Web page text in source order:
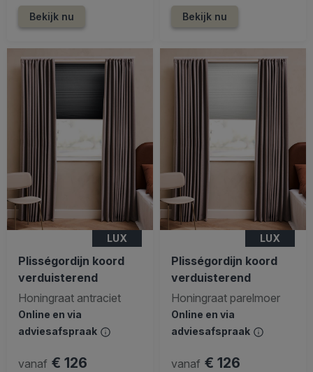
Bekijk nu Bekijk nu
LUX
Plisségordijn koord
verduisterend
Honingraat antraciet
Online en via
adviesafspraak
vanaf € 126
LUX
Plisségordijn koord
verduisterend
Honingraat parelmoer
Online en via
adviesafspraak
vanaf € 126